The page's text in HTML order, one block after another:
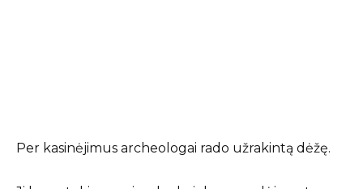
Per kasinėjimus archeologai rado užrakintą dėžę.